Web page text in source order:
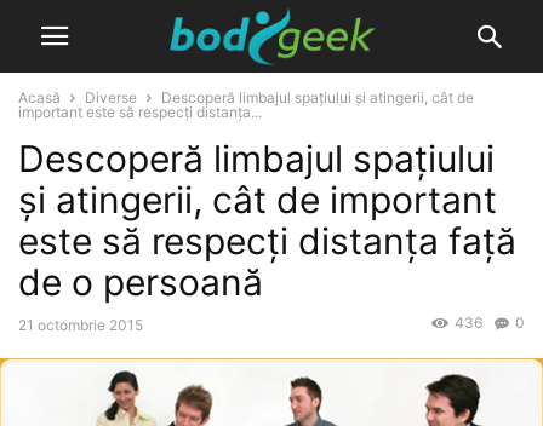
Acasă Diverse
Descoperă limbajul spațiului și atingerii, cât de
important este să respecți distanța...
Descoperă limbajul spațiului
și atingerii, cât de important
este să respecți distanța față
de o persoană
21 octombrie 2015 0
436